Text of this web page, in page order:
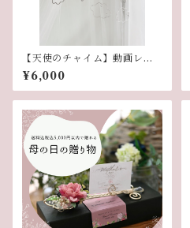
【天使のチャイム】動画レッ
スン
¥6,000